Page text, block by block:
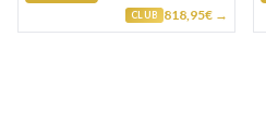
CLUB 818,95€ →